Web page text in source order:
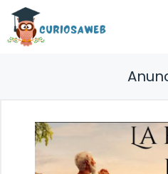
Saltar
contenido